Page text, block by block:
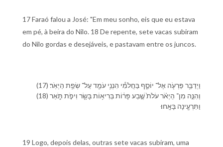
17 Faraó falou a José: "Em meu sonho, eis que eu estava
em pé, à beira do Nilo. 18 De repente, sete vacas subiram
do Nilo gordas e desejáveis, e pastavam entre os juncos.
(17) וַ⁠יְדַבֵּ֥ר פַּרְעֹ֖ה אֶל־ יוֹסֵ֑ף בַּ⁠חֲלֹמִ֕⁠י הִנְ⁠נִ֥י עֹמֵ֖ד עַל־ שְׂפַ֥ת הַ⁠יְאֹֽר׃
(18) וְ⁠הִנֵּ֣ה מִן־ הַ⁠יְאֹ֗ר עֹלֹת֙ שֶׁ֣בַע פָּר֔וֹת בְּרִיא֥וֹת בָּשָׂ֖ר וִ⁠יפֹ֣ת תֹּ֑אַר
וַ⁠תִּרְעֶ֖ינָה בָּ⁠אָֽחוּ׃
19 Logo, depois delas, outras sete vacas subiram, uma